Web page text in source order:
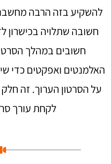
להשקיע בזה הרבה
חשובה שתלויה
חשובים במהלך
האלמנטים ואפקטים כדי
על הסרטון הערוך. זה
לקחת עורך